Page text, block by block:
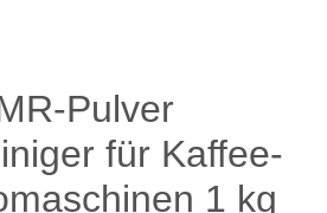
Pulver
für Kaffee-
1 kg